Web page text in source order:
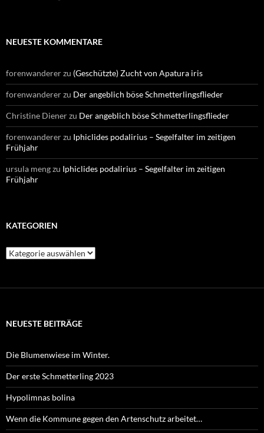
NEUESTE KOMMENTARE
forenwandererzu (Geschützte) Zucht von Apatura iris
forenwandererzu Der angeblich böse Schmetterlingsflieder
Christine Dienerzu Der angeblich böse Schmetterlingsflieder
forenwandererzu Iphiclides podalirius – Segelfalter im zeitigen
Frühjahr
ursula mengzu Iphiclides podalirius – Segelfalter im zeitigen
Frühjahr
KATEGORIEN
Kategorien
NEUESTE BEITRÄGE
Die Blumenwiese im Winter.
Der erste Schmetterling 2023
Hypolimnas bolina
Wenn die Kommune gegen den Artenschutz arbeitet…